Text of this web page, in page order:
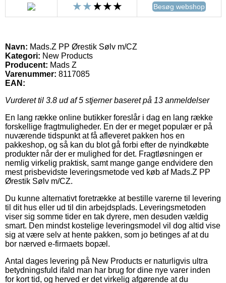
Besøg webshop
Navn: Mads.Z PP Ørestik Sølv m/CZ
Kategori: New Products
Producent: Mads Z
Varenummer: 8117085
EAN:
Vurderet til 3.8 ud af 5 stjerner baseret på 13 anmeldelser
En lang række online butikker foreslår i dag en lang række
forskellige fragtmuligheder. En der er meget populær er på
nuværende tidspunkt at få afleveret pakken hos en
pakkeshop, og så kan du blot gå forbi efter de nyindkøbte
produkter når der er mulighed for det. Fragtløsningen er
nemlig virkelig praktisk, samt mange gange endvidere den
mest prisbevidste leveringsmetode ved køb af Mads.Z PP
Ørestik Sølv m/CZ.
Du kunne alternativt foretrække at bestille varerne til levering
til dit hus eller ud til din arbejdsplads. Leveringsmetoden
viser sig somme tider en tak dyrere, men desuden vældig
smart. Den mindst kostelige leveringsmodel vil dog altid vise
sig at være selv at hente pakken, som jo betinges af at du
bor nærved e-firmaets bopæl.
Antal dages levering på New Products er naturligvis ultra
betydningsfuld ifald man har brug for dine nye varer inden
for kort tid, og herved er det virkelig afgørende at du